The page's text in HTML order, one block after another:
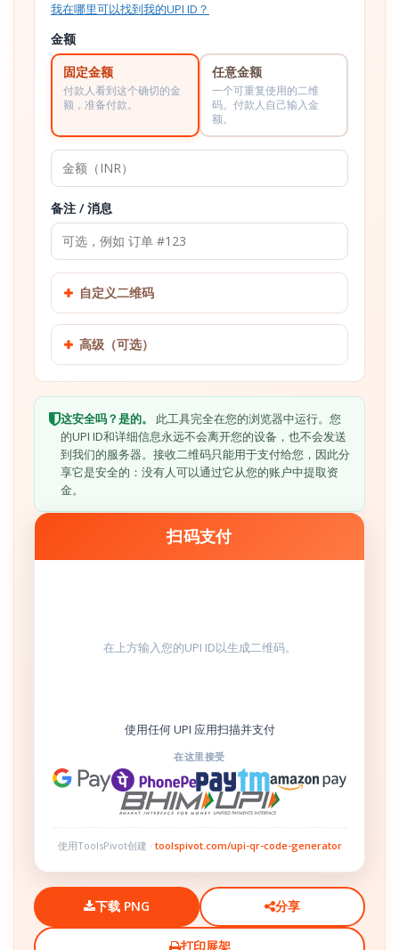
我在哪里可以找到我的UPI ID？
金额
固定金额
付款人看到这个确切的金
额，准备付款。
任意金额
一个可重复使用的二维
码。付款人自己输入金
额。
备注 / 消息
自定义二维码
高级（可选）
这安全吗？是的。
此工具完全在您的浏览器中运行。您
的UPI ID和详细信息永远不会离开您的设备，也不会发送
到我们的服务器。接收二维码只能用于支付给您，因此分
享它是安全的：没有人可以通过它从您的账户中提取资
金。
扫码支付
在上方输入您的UPI ID以生成二维码。
使用任何 UPI 应用扫描并支付
在这里接受
使用ToolsPivot创建 · toolspivot.com/upi-qr-code-generator
下载 PNG 分享
打印展架